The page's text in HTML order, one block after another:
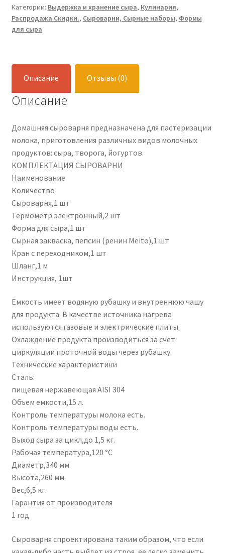
Категории: Выдержка и хранение сыра, Кулинария,
Распродажа Скидки., Сыроварни, Сырные наборы, Формы
для сыра
Описание Отзывы (0)
Описание
Домашняя сыроварня предназначена для пастеризации
молока, приготовления различных видов молочных
продуктов: сыра, творога, йогуртов.
КОМПЛЕКТАЦИЯ СЫРОВАРНИ
Наименование
Количество
Сыроварня,1 шт
Термометр электронный,2 шт
Форма для сыра,1 шт
Сырная закваска, пепсин (ренин Meito),1 шт
Кран с переходником,1 шт
Шланг,1 м
Инструкция, 1шт
Емкость имеет водяную рубашку и внутреннюю чашу
для продукта. В качестве источника нагрева
используются газовые и электрические плиты.
Охлаждение продукта производиться за счет
циркуляции проточной воды через рубашку.
Технические характеристики
Сталь:
пищевая нержавеющая AISI 304
Объем емкости,15 л.
Контроль температуры молока есть.
Контроль температуры воды есть.
Выход сыра за цикл,до 1,5 кг.
Рабочая температура,120 °С
Диаметр,340 мм.
Высота,260 мм.
Вес,6,5 кг.
Гарантия от производителя
1 год
Сыроварня спроектирована таким образом, что если